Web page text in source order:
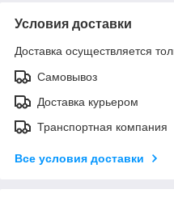
Условия доставки
Доставка осуществляется
Самовывоз
Доставка курьером
Транспортная компания
Все условия доставки